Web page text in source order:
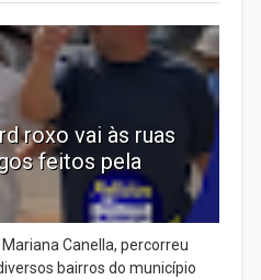
roxo vai às ruas
feitos pela
Canella, percorreu
bairros do município